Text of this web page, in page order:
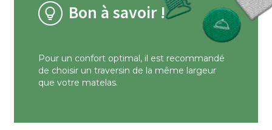
Bon à savoir !
Pour un confort optimal, il est recommandé
de choisir un traversin de la même largeur
que votre matelas.